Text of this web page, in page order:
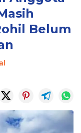
Belum